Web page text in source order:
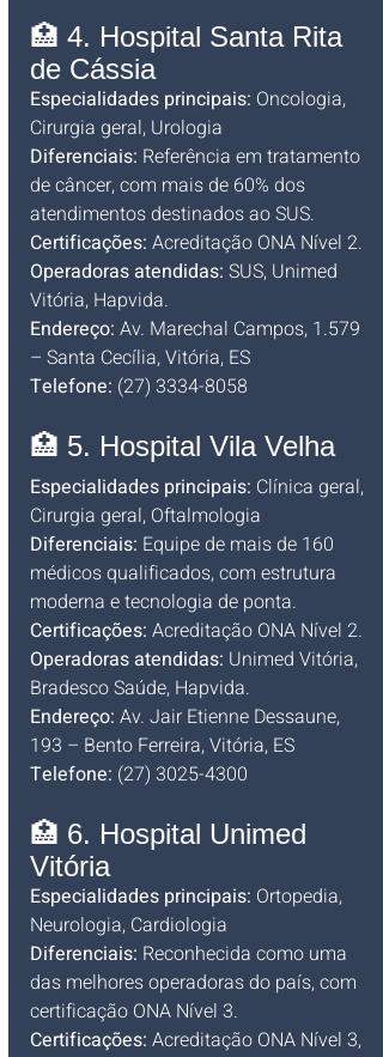
🏥 4. Hospital Santa Rita
de Cássia
Especialidades principais: Oncologia,
Cirurgia geral, Urologia
Diferenciais: Referência em tratamento
de câncer, com mais de 60% dos
atendimentos destinados ao SUS.
Certificações: Acreditação ONA Nível 2.
Operadoras atendidas: SUS, Unimed
Vitória, Hapvida.
Endereço: Av. Marechal Campos, 1.579
– Santa Cecília, Vitória, ES
Telefone: (27) 3334-8058
🏥 5. Hospital Vila Velha
Especialidades principais: Clínica geral,
Cirurgia geral, Oftalmologia
Diferenciais: Equipe de mais de 160
médicos qualificados, com estrutura
moderna e tecnologia de ponta.
Certificações: Acreditação ONA Nível 2.
Operadoras atendidas: Unimed Vitória,
Bradesco Saúde, Hapvida.
Endereço: Av. Jair Etienne Dessaune,
193 – Bento Ferreira, Vitória, ES
Telefone: (27) 3025-4300
🏥 6. Hospital Unimed
Vitória
Especialidades principais: Ortopedia,
Neurologia, Cardiologia
Diferenciais: Reconhecida como uma
das melhores operadoras do país, com
certificação ONA Nível 3.
Certificações: Acreditação ONA Nível 3,